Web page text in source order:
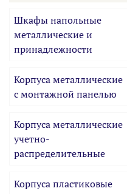
Шкафы напольные
металлические и
принадлежности
Корпуса металлические
с монтажной панелью
Корпуса металлические
учетно-
распределительные
Корпуса пластиковые